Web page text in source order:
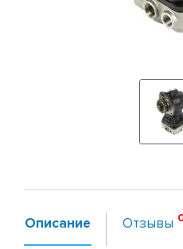
Описание Отзывы